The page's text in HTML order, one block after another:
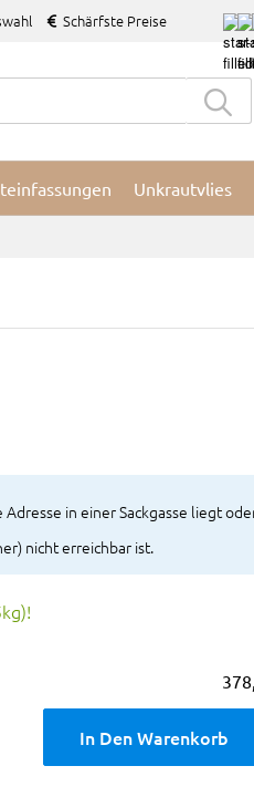
Schärfste Preise
Unkrautvlies
in einer Sackgasse liegt
nicht erreichbar ist.
In Den Warenkorb